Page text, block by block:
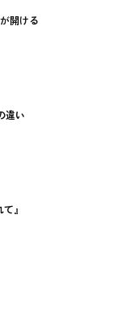
開ける
違い
』